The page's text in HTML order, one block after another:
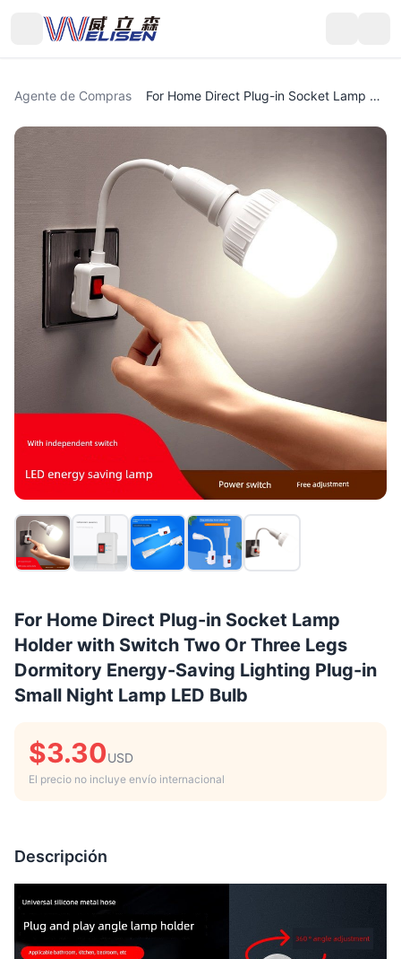
Agente de Compras For Home Direct Plug-in Socket Lamp Holder with Switch Two Or Three Legs Dormitory Energy-Saving Lighting Plug-in Small Night Lamp LED Bulb
For Home Direct Plug-in Socket Lamp
Holder with Switch Two Or Three Legs
Dormitory Energy-Saving Lighting Plug-in
Small Night Lamp LED Bulb
$3.30USD
El precio no incluye envío internacional
Descripción